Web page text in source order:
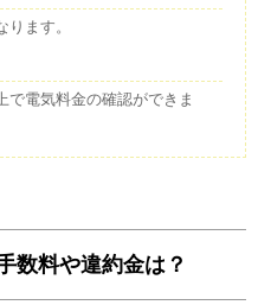
ます。
で電気料金の確認ができま
数料や違約金は？